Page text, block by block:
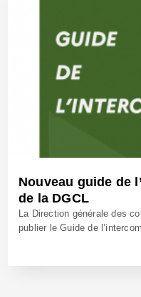
Nouveau guide de
de la DGCL
La Direction générale des
publier le Guide de